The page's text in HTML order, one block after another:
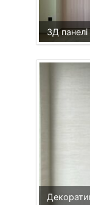
3Д панелі